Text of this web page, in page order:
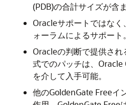
(PDB)の合計サイズが含
Oracleサポートではなく
ォーラムによるサポート。
Oracleの判断で提供さ
式でのパッチは、
を介して入手可能。
他のGoldenGate Freeイ